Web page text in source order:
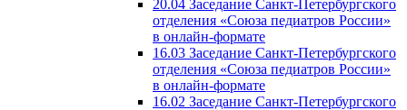
20.04 Заседание Санкт-Петербургского
отделения «Союза педиатров России»
в онлайн-формате
16.03 Заседание Санкт-Петербургского
отделения «Союза педиатров России»
в онлайн-формате
16.02 Заседание Санкт-Петербургского